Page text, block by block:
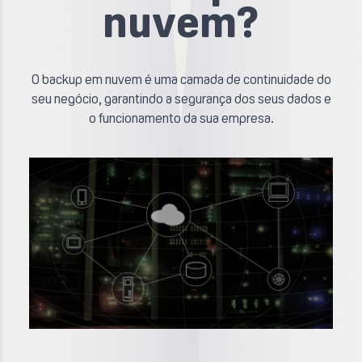
nuvem?
O backup em nuvem é uma camada de continuidade do
seu negócio, garantindo a segurança dos seus dados e
o funcionamento da sua empresa.